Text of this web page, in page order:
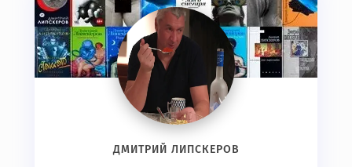
ДМИТРИЙ ЛИПСКЕРОВ